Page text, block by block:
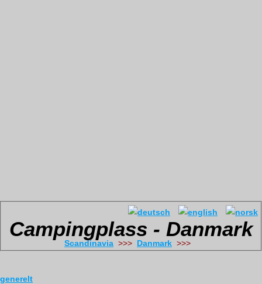
Campingplass - Danmark
Scandinavia >>> Danmark
generelt